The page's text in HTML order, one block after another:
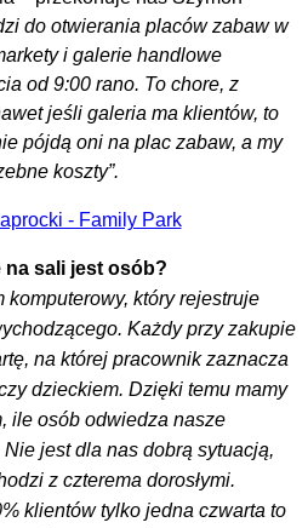
do otwierania placów zabaw w
i galerie handlowe
od 9:00 rano. To chore, z
jeśli galeria ma klientów, to
pójdą oni na plac zabaw, a my
koszty”.
na sali jest osób?
komputerowy, który rejestruje
Każdy przy zakupie
na której pracownik zaznacza
dzieckiem. Dzięki temu mamy
ile osób odwiedza nasze
jest dla nas dobrą sytuacją,
z czterema dorosłymi.
klientów tylko jedna czwarta to